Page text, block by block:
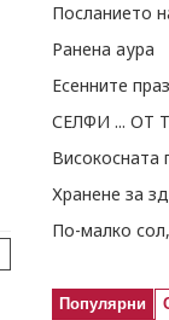
Посланието
Ранена аура
Есенните
СЕЛФИ ... ОТ
Хранене за
По-малко
Популярни